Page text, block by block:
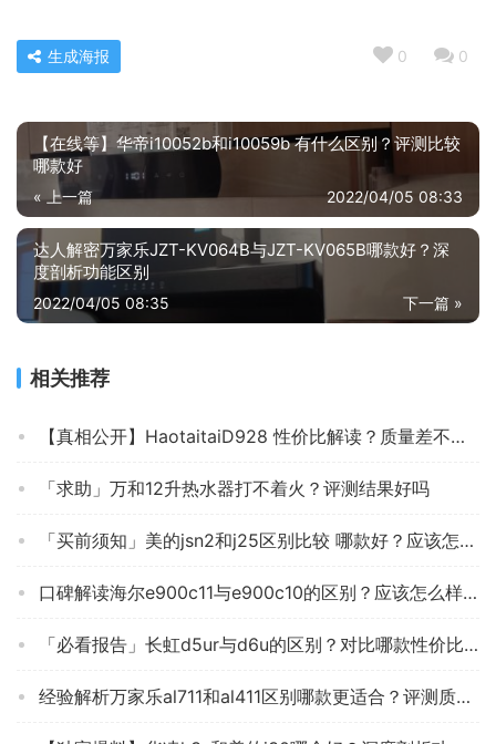
0 0
生成海报
【在线等】华帝i10052b和i10059b 有什么区别？评测比较
哪款好
« 上一篇 2022/04/05 08:33
达人解密万家乐JZT-KV064B与JZT-KV065B哪款好？深
度剖析功能区别
下一篇 »
2022/04/05 08:35
相关推荐
【真相公开】HaotaitaiD928 性价比解读？质量差不差，必看评测怎么样！
「求助」万和12升热水器打不着火？评测结果好吗
「买前须知」美的jsn2和j25区别比较 哪款好？应该怎么样选择
口碑解读海尔e900c11与e900c10的区别？应该怎么样选择
「必看报告」长虹d5ur与d6u的区别？对比哪款性价比更高
经验解析万家乐al711和al411区别哪款更适合？评测质量好不好